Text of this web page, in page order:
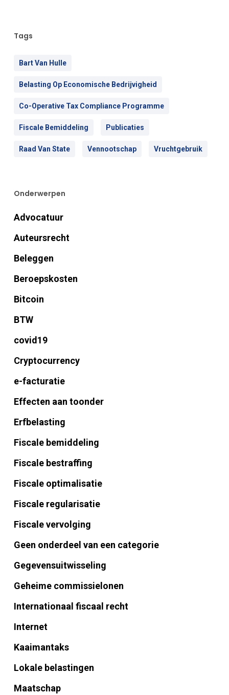
Tags
Bart Van Hulle
Belasting Op Economische Bedrijvigheid
Co-Operative Tax Compliance Programme
Fiscale Bemiddeling Publicaties
Raad Van State Vennootschap Vruchtgebruik
Onderwerpen
Advocatuur
Auteursrecht
Beleggen
Beroepskosten
Bitcoin
BTW
covid19
Cryptocurrency
e-facturatie
Effecten aan toonder
Erfbelasting
Fiscale bemiddeling
Fiscale bestraffing
Fiscale optimalisatie
Fiscale regularisatie
Fiscale vervolging
Geen onderdeel van een categorie
Gegevensuitwisseling
Geheime commissielonen
Internationaal fiscaal recht
Internet
Kaaimantaks
Lokale belastingen
Maatschap